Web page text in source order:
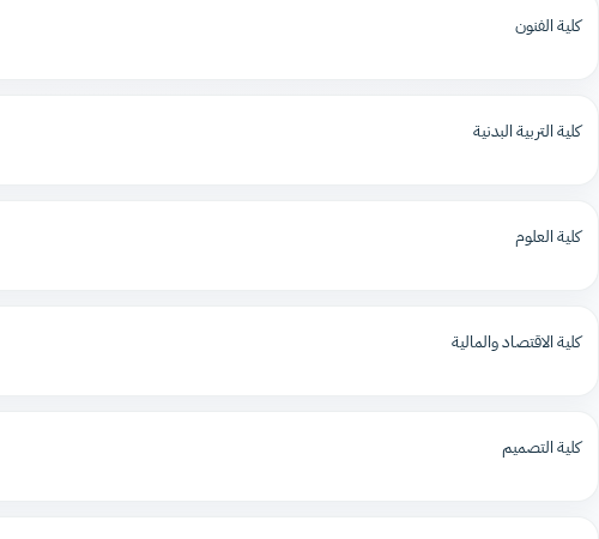
كلية الفنون
كلية التربية البدنية
كلية العلوم
كلية الاقتصاد والمالية
كلية التصميم